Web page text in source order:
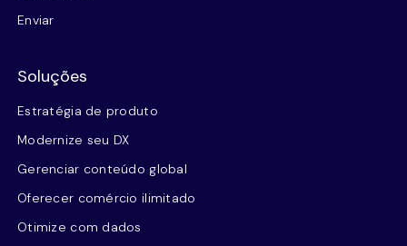
Enviar
Soluções
Estratégia de produto
Modernize seu DX
Gerenciar conteúdo global
Oferecer comércio ilimitado
Otimize com dados